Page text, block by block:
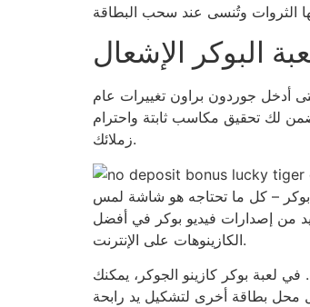
البوكر الإشعال
أدخل جوردون براون تغييرات عام
لك تحقيق مكاسب ثابتة واحترام
زملائك.
بوكر – كل ما تحتاجه هو شاشة لمس
من إصدارات فيديو بوكر في أفضل
الكازينوهات على الإنترنت.
لعبة بوكر كازينو الجوكر، يمكنك